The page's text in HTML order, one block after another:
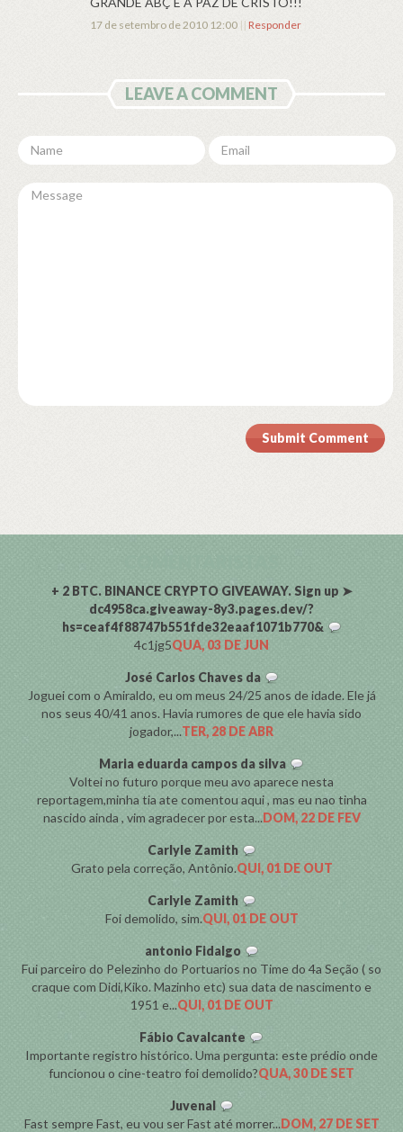
17 de setembro de 2010 12:00 || Responder
LEAVE A COMMENT
Submit Comment
+ 2 BTC. BINANCE CRYPTO GIVEAWAY. Sign up ➤
dc4958ca.giveaway-8y3.pages.dev/?
hs=ceaf4f88747b551fde32eaaf1071b770&
4c1jg5QUA, 03 DE JUN
José Carlos Chaves da
Joguei com o Amiraldo, eu om meus 24/25 anos de idade. Ele já
nos seus 40/41 anos. Havia rumores de que ele havia sido
jogador,...TER, 28 DE ABR
Maria eduarda campos da silva
Voltei no futuro porque meu avo aparece nesta
reportagem,minha tia ate comentou aqui , mas eu nao tinha
nascido ainda , vim agradecer por esta...DOM, 22 DE FEV
Carlyle Zamith
Grato pela correção, Antônio.QUI, 01 DE OUT
Carlyle Zamith
Foi demolido, sim.QUI, 01 DE OUT
antonio Fidalgo
Fui parceiro do Pelezinho do Portuarios no Time do 4a Seção ( so
craque com Didi,Kiko. Mazinho etc) sua data de nascimento e
1951 e...QUI, 01 DE OUT
Fábio Cavalcante
Importante registro histórico. Uma pergunta: este prédio onde
funcionou o cine-teatro foi demolido?QUA, 30 DE SET
Juvenal
Fast sempre Fast, eu vou ser Fast até morrer...DOM, 27 DE SET